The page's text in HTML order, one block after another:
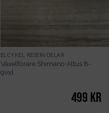
ELCYKEL RESERVDELAR
Växelförare Shimano Altus 8-
9vxl
499 kr